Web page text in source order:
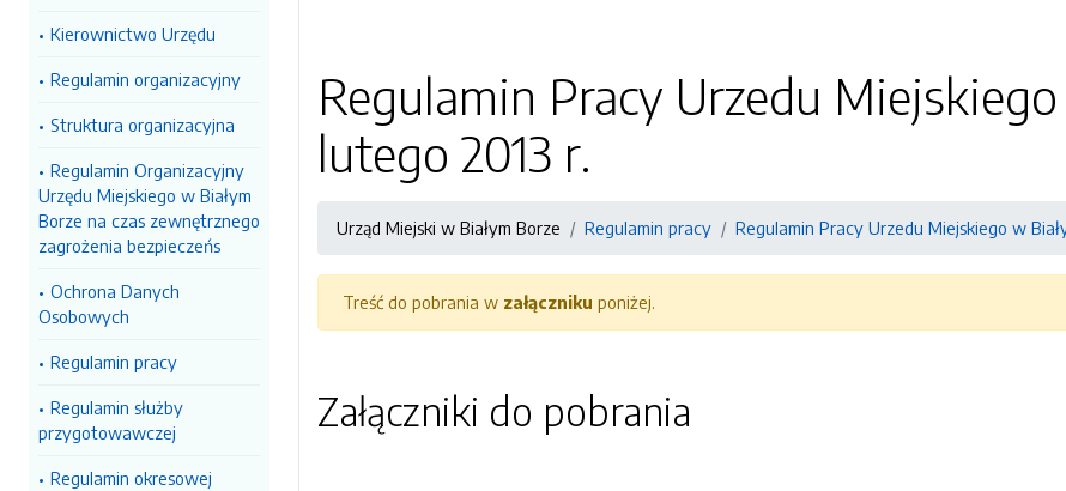
Kierownictwo Urzędu
Regulamin organizacyjny
Struktura organizacyjna
Regulamin Organizacyjny
Urzędu Miejskiego w Białym
Borze na czas zewnętrznego
zagrożenia bezpieczeńs
Ochrona Danych
Osobowych
Regulamin pracy
Regulamin służby
przygotowawczej
Regulamin okresowej
Regulamin Pracy Urzedu Miejskiego
lutego 2013 r.
Urząd Miejski w Białym Borze Regulamin pracy Regulamin Pracy Urzedu Miejskiego w
Treść do pobrania w załączniku poniżej.
Załączniki do pobrania